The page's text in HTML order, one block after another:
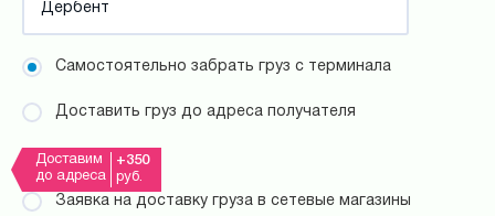
Самостоятельно забрать груз с терминала
Доставить груз до адреса получателя
Доставим
до адреса
+350
руб.
Заявка на доставку груза в сетевые магазины